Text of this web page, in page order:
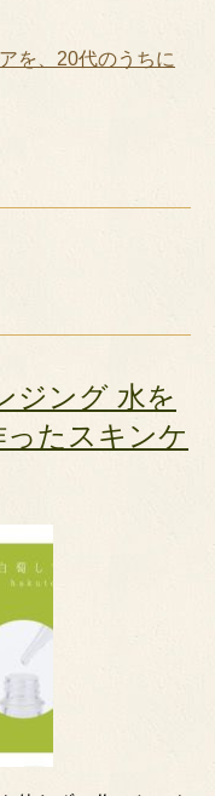
を、20代のうちに
ジング 水を
たスキンケ